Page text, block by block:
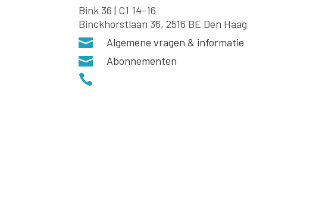
Bink 36 | C1 14-16
Binckhorstlaan 36, 2516 BE Den Haag
 Algemene vragen & informatie
 Abonnementen
